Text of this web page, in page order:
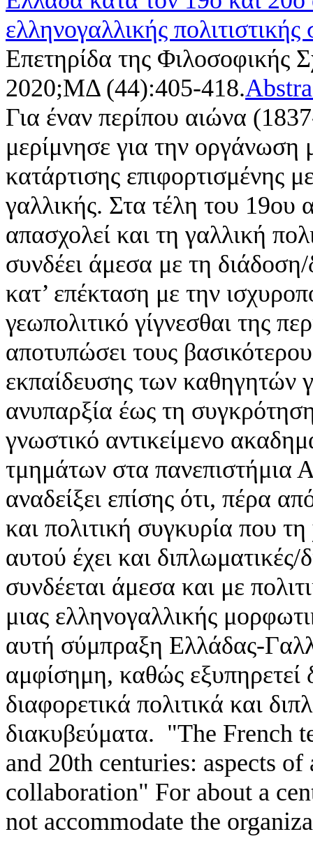
ελληνογαλλικής
Επετηρίδα της Φιλοσοφικής
2020;ΜΔ (44):405-418.
Για έναν περίπου αιώνα
μερίμνησε για την οργάνωση
κατάρτισης
γαλλικής. Στα τέλη του 19ου
απασχολεί και τη γαλλική
συνδέει άμεσα με τη
κατ’ επέκταση με την
γεωπολιτικό γίγνεσθαι της
αποτυπώσει τους
εκπαίδευσης των καθηγητών
ανυπαρξία έως τη
γνωστικό αντικείμενο
τμημάτων στα
αναδείξει επίσης ότι, πέρα
και πολιτική συγκυρία που
αυτού έχει και διπλωματικές/
συνδέεται άμεσα και με
μιας ελληνογαλλικής
αυτή σύμπραξη Ελλάδας-
αμφίσημη, καθώς εξυπηρετεί
διαφορετικά πολιτικά και
διακυβεύματα. "The French
and 20th centuries: aspects
collaboration" For about a
not accommodate the